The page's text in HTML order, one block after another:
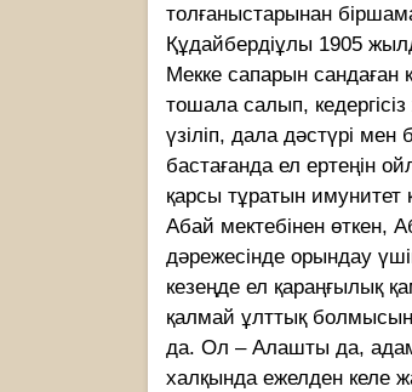
толғаныстарынан
Құдайбердіұлы 1905
Мекке сапарын сандаған
тошала салып,
үзіліп, дала дәстүрі
бастағанда ел ертеңін
қарсы тұратын имунитет
Абай мектебінен өткен,
дәрежесінде орындау
кезеңде ел қараңғылық
қалмай ұлттық
да. Ол – Алашты да,
халқында ежелден келе